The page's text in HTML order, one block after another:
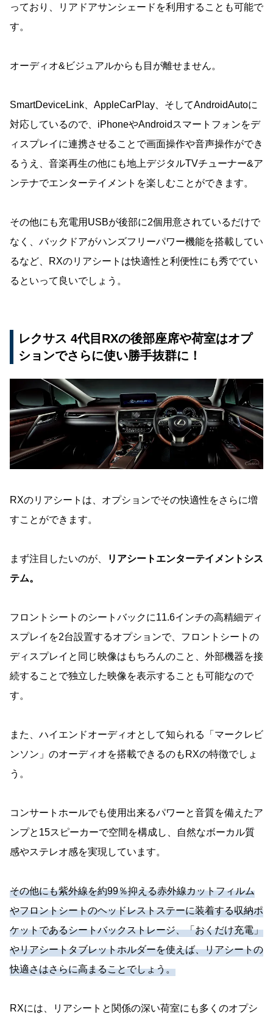
っており、リアドアサンシェードを利用することも可能で
す。
オーディオ&ビジュアルからも目が離せません。
SmartDeviceLink、AppleCarPlay、そしてAndroidAutoに
対応しているので、iPhoneやAndroidスマートフォンをデ
ィスプレイに連携させることで画面操作や音声操作ができ
るうえ、音楽再生の他にも地上デジタルTVチューナー&ア
ンテナでエンターテイメントを楽しむことができます。
その他にも充電用USBが後部に2個用意されているだけで
なく、バックドアがハンズフリーパワー機能を搭載してい
るなど、RXのリアシートは快適性と利便性にも秀でてい
るといって良いでしょう。
レクサス 4代目RXの後部座席や荷室はオプ
ションでさらに使い勝手抜群に！
RXのリアシートは、オプションでその快適性をさらに増
すことができます。
まず注目したいのが、
リアシートエンターテイメントシス
テム。
フロントシートのシートバックに11.6インチの高精細ディ
スプレイを2台設置するオプションで、フロントシートの
ディスプレイと同じ映像はもちろんのこと、外部機器を接
続することで独立した映像を表示することも可能なので
す。
また、ハイエンドオーディオとして知られる「マークレビ
ンソン」のオーディオを搭載できるのもRXの特徴でしょ
う。
コンサートホールでも使用出来るパワーと音質を備えたア
ンプと15スピーカーで空間を構成し、自然なボーカル質
感やステレオ感を実現しています。
その他にも紫外線を約99％抑える赤外線カットフィルム
やフロントシートのヘッドレストステーに装着する収納ポ
ケットであるシートバックストレージ、「おくだけ充電」
やリアシートタブレットホルダーを使えば、リアシートの
快適さはさらに高まることでしょう。
RXには、リアシートと関係の深い荷室にも多くのオプシ